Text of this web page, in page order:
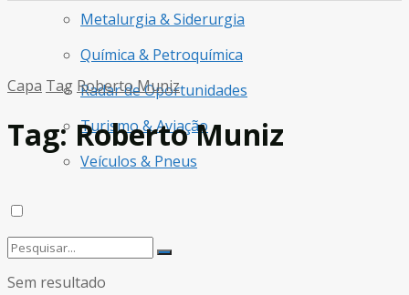
Metalurgia & Siderurgia
Química & Petroquímica
Radar de Oportunidades
Turismo & Aviação
Veículos & Pneus
Sem resultado
Capa Tag Roberto Muniz
Tag:Roberto Muniz